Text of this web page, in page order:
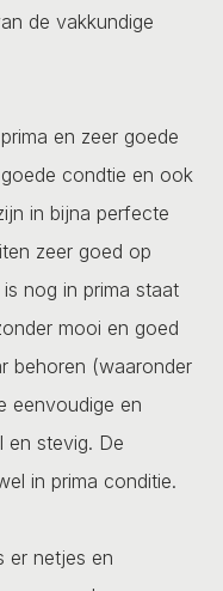
de vakkundige
en zeer goede
condtie en ook
in bijna perfecte
zeer goed op
nog in prima staat
mooi en goed
behoren (waaronder
eenvoudige en
en stevig. De
in prima conditie.
er netjes en